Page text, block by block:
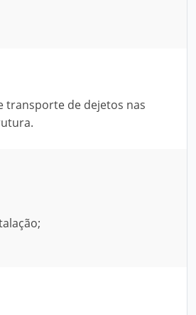
transporte de dejetos nas